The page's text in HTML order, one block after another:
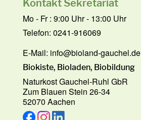
Kontakt Sekretariat
Mo - Fr : 9:00 Uhr - 13:00 Uhr
Telefon: 0241-916069
E-Mail: info@bioland-gauchel.de
Biokiste, Bioladen, Biobildung
Naturkost Gauchel-Ruhl GbR
Zum Blauen Stein 26-34
52070 Aachen